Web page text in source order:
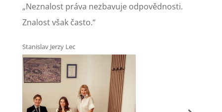
„Neznalost práva nezbavuje odpovědnosti.
Znalost však často.“
Stanislav Jerzy Lec